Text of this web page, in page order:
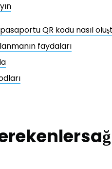
QR kodu nasıl
faydaları